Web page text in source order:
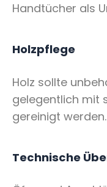
Handtücher als
Holzpflege
Holz sollte
gelegentlich mit
gereinigt werden.
Technische